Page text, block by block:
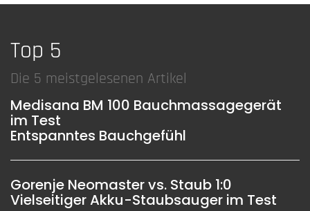
Top 5
Die 5 meistgelesenen Artikel
Medisana BM 100 Bauchmassagegerät
im Test
Entspanntes Bauchgefühl
Gorenje Neomaster vs. Staub 1:0
Vielseitiger Akku-Staubsauger im Test